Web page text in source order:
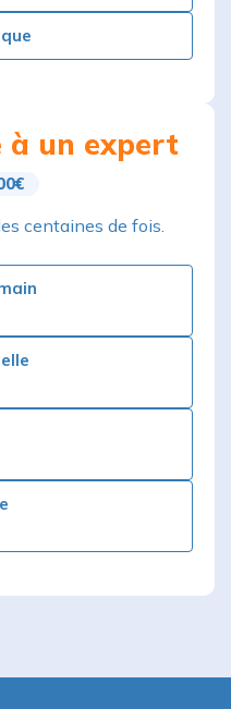
à un expert
centaines de fois.